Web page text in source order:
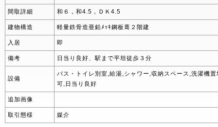
間取詳細 和６，和4.5，ＤＫ4.5
建物構造 軽量鉄骨造亜鉛ﾒｯｷ鋼板葺２階建
入居 即
備考 日当り良好、駅まで平坦徒歩３分
設備
バス・トイレ別室,給湯,シャワー,収納スペース,洗濯機
可,日当り良好
追加画像
取引態様 媒介